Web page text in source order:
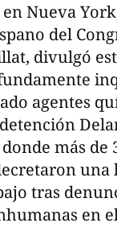
Nueva
del
divulgó
agentes
más de
una
tras
en